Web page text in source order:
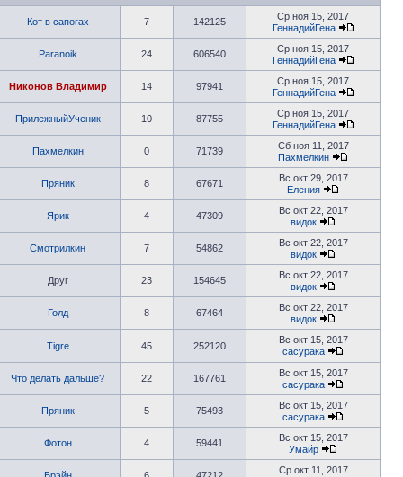
Кот в сапогах 7 142125
Ср ноя 15, 2017
ГеннадийГена
Paranoik 24 606540
Ср ноя 15, 2017
ГеннадийГена
Никонов Владимир 14 97941
Ср ноя 15, 2017
ГеннадийГена
ПрилежныйУченик 10 87755
Ср ноя 15, 2017
ГеннадийГена
Пахмелкин 0 71739
Сб ноя 11, 2017
Пахмелкин
Пряник 8 67671
Вс окт 29, 2017
Еления
Ярик 4 47309
Вс окт 22, 2017
видок
Смотрилкин 7 54862
Вс окт 22, 2017
видок
Друг 23 154645
Вс окт 22, 2017
видок
Голд 8 67464
Вс окт 22, 2017
видок
Tigre 45 252120
Вс окт 15, 2017
сасурака
Что делать дальше? 22 167761
Вс окт 15, 2017
сасурака
Пряник 5 75493
Вс окт 15, 2017
сасурака
Фотон 4 59441
Вс окт 15, 2017
Умайр
Ср окт 11, 2017